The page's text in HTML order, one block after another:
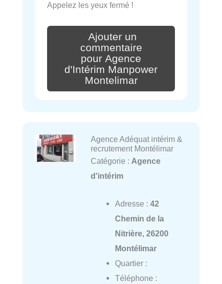
Appelez les yeux fermé !
Ajouter un
commentaire
pour Agence
d'Intérim Manpower
Montelimar
Agence Adéquat intérim &
recrutement Montélimar
Catégorie : Agence
d'intérim
Adresse : 42
Chemin de la
Nitrière, 26200
Montélimar
Quartier :
Téléphone :